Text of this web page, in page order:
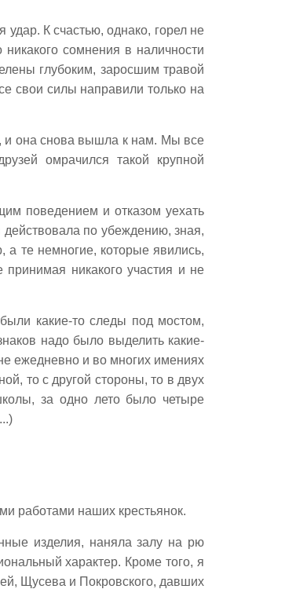
удар. К счастью, однако, горел не
сомнения в наличности
глубоким, заросшим травой
свои силы направили только на
и она снова вышла к нам. Мы все
омрачился такой крупной
поведением и отказом уехать
по убеждению, зная,
те немногие, которые явились,
никакого участия и не
какие-то следы под мостом,
надо было выделить какие-
ежедневно и во многих имениях
то с другой стороны, то в двух
за одно лето было четыре
работами наших крестьянок.
изделия, наняла залу на рю
характер. Кроме того, я
Щусева и Покровского, давших